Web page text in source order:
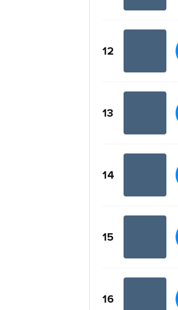
12
13
14
15
16